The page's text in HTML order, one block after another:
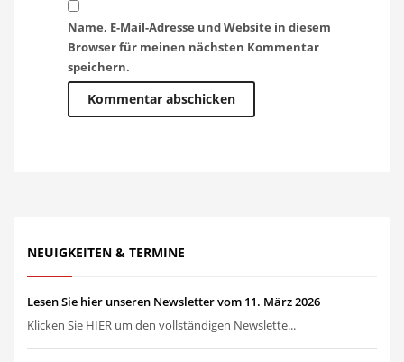
Name, E-Mail-Adresse und Website in diesem
Browser für meinen nächsten Kommentar
speichern.
NEUIGKEITEN & TERMINE
Lesen Sie hier unseren Newsletter vom 11. März 2026
Klicken Sie HIER um den vollständigen Newslette...